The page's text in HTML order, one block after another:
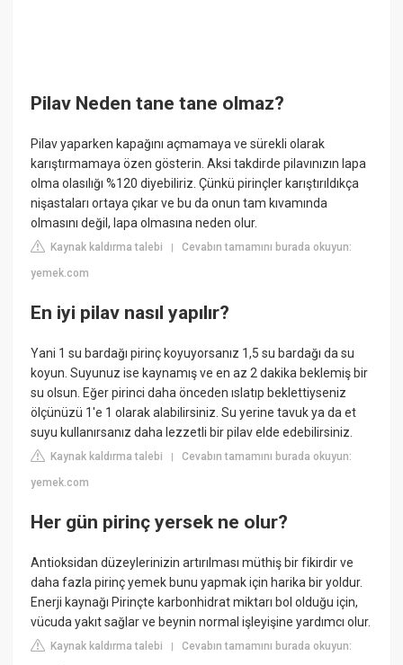
Pilav Neden tane tane olmaz?
Pilav yaparken kapağını açmamaya ve sürekli olarak
karıştırmamaya özen gösterin. Aksi takdirde pilavınızın lapa
olma olasılığı %120 diyebiliriz. Çünkü pirinçler karıştırıldıkça
nişastaları ortaya çıkar ve bu da onun tam kıvamında
olmasını değil, lapa olmasına neden olur.
Kaynak kaldırma talebi |Cevabın tamamını burada okuyun:
yemek.com
En iyi pilav nasıl yapılır?
Yani 1 su bardağı pirinç koyuyorsanız 1,5 su bardağı da su
koyun. Suyunuz ise kaynamış ve en az 2 dakika beklemiş bir
su olsun. Eğer pirinci daha önceden ıslatıp beklettiyseniz
ölçünüzü 1'e 1 olarak alabilirsiniz. Su yerine tavuk ya da et
suyu kullanırsanız daha lezzetli bir pilav elde edebilirsiniz.
Kaynak kaldırma talebi |Cevabın tamamını burada okuyun:
yemek.com
Her gün pirinç yersek ne olur?
Antioksidan düzeylerinizin artırılması müthiş bir fikirdir ve
daha fazla pirinç yemek bunu yapmak için harika bir yoldur.
Enerji kaynağı Pirinçte karbonhidrat miktarı bol olduğu için,
vücuda yakıt sağlar ve beynin normal işleyişine yardımcı olur.
Kaynak kaldırma talebi |Cevabın tamamını burada okuyun: